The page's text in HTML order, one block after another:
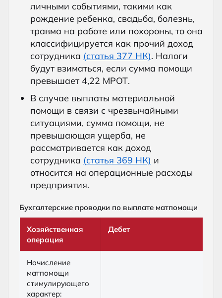
личными событиями, такими как
рождение ребенка, свадьба, болезнь,
травма на работе или похороны, то она
классифицируется как прочий доход
сотрудника (статья 377 НК). Налоги
будут взиматься, если сумма помощи
превышает 4,22 МРОТ.
В случае выплаты материальной
помощи в связи с чрезвычайными
ситуациями, сумма помощи, не
превышающая ущерба, не
рассматривается как доход
сотрудника (статья 369 НК) и
относится на операционные расходы
предприятия.
Бухгалтерские проводки по выплате матпомощи
Хозяйственная
операция
Дебет
Начисление
матпомощи
стимулирующего
характер: